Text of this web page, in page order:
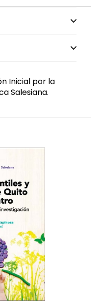
Marlene
Inicial por la
Salesiana.